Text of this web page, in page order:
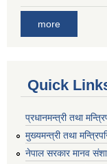
more
Quick
प्रधानमन्त्री तथा
मुख्यमन्त्री तथा
नेपाल सरकार मानव